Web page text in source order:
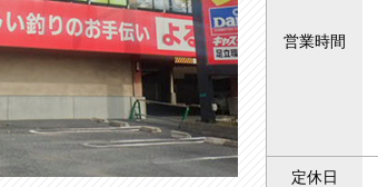
営業時間
定休日